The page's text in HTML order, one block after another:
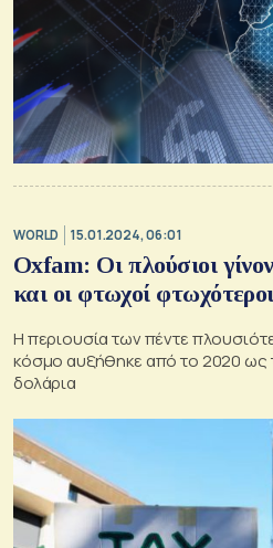
WORLD 15.01.2024, 06:01
Oxfam: Οι πλούσιοι
και οι φτωχοί φτωχότεροι
Η περιουσία των πέντε
κόσμο αυξήθηκε από το 2020 ως
δολάρια